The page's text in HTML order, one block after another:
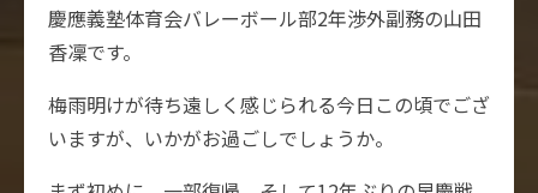
慶應義塾体育会バレーボール部2年渉外副務の山田
香凜です。
梅雨明けが待ち遠しく感じられる今日この頃でござ
いますが、いかがお過ごしでしょうか。